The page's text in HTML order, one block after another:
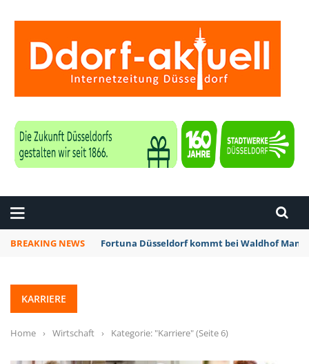
BREAKING NEWS Fortuna Düsseldorf kommt bei Waldhof
KARRIERE
Home › Wirtschaft › Kategorie: "Karriere"(Seite 6)